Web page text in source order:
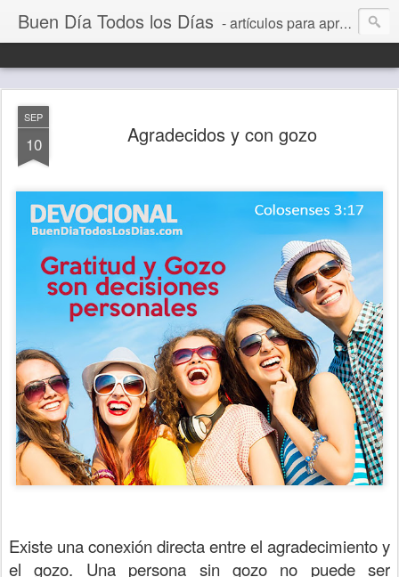
Buen Día Todos los Días - artículos para aprender a vivir mejor, un día a la vez. Por Juan C Quintero
SEP
10 Agradecidos y con gozo
Existe una conexión directa entre el agradecimiento y
el gozo. Una persona sin gozo no puede ser